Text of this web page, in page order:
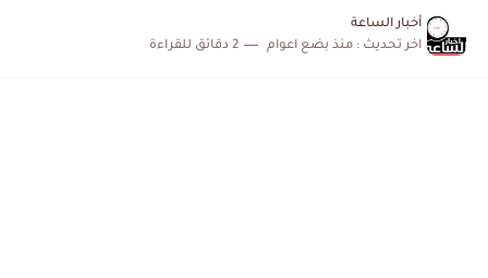
أخبار الساعة
اخر تحديث : منذ بضع اعوام 2 دقائق للقراءة